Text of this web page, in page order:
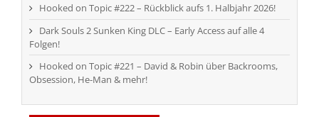
Hooked on Topic #222 – Rückblick aufs 1. Halbjahr 2026!
Dark Souls 2 Sunken King DLC – Early Access auf alle 4
Folgen!
Hooked on Topic #221 – David & Robin über Backrooms,
Obsession, He-Man & mehr!